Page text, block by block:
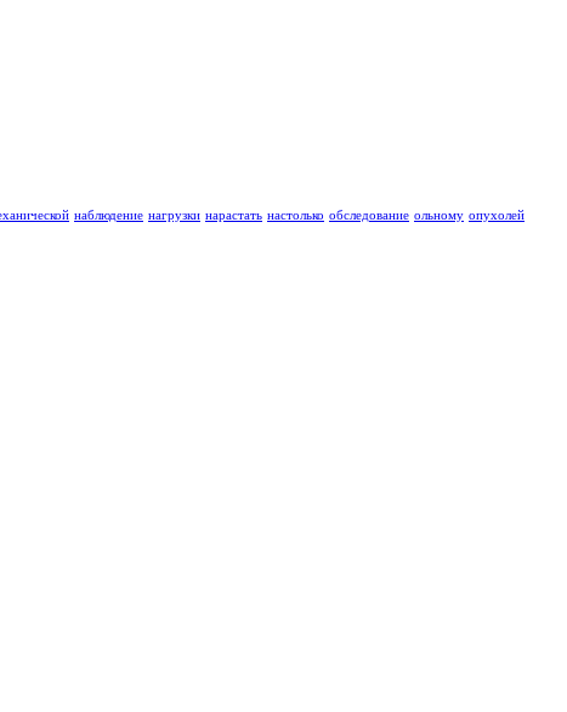
наблюдение нагрузки нарастать настолько обследование ольному опухолей